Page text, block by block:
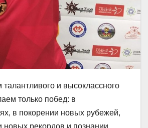
и​ высоклассного
только побед: в​
в​ покорении новых рубежей,
новых рекордов и​ познании